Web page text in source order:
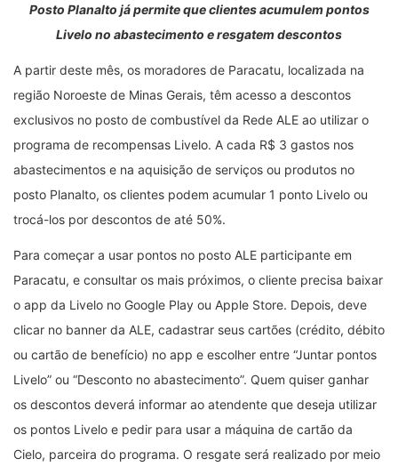
Posto Planalto já permite que clientes acumulem pontos
Livelo no abastecimento e resgatem descontos
A partir deste mês, os moradores de Paracatu, localizada na
região Noroeste de Minas Gerais, têm acesso a descontos
exclusivos no posto de combustível da Rede ALE ao utilizar o
programa de recompensas Livelo. A cada R$ 3 gastos nos
abastecimentos e na aquisição de serviços ou produtos no
posto Planalto, os clientes podem acumular 1 ponto Livelo ou
trocá-los por descontos de até 50%.
Para começar a usar pontos no posto ALE participante em
Paracatu, e consultar os mais próximos, o cliente precisa baixar
o app da Livelo no Google Play ou Apple Store. Depois, deve
clicar no banner da ALE, cadastrar seus cartões (crédito, débito
ou cartão de benefício) no app e escolher entre “Juntar pontos
Livelo” ou “Desconto no abastecimento”. Quem quiser ganhar
os descontos deverá informar ao atendente que deseja utilizar
os pontos Livelo e pedir para usar a máquina de cartão da
Cielo, parceira do programa. O resgate será realizado por meio